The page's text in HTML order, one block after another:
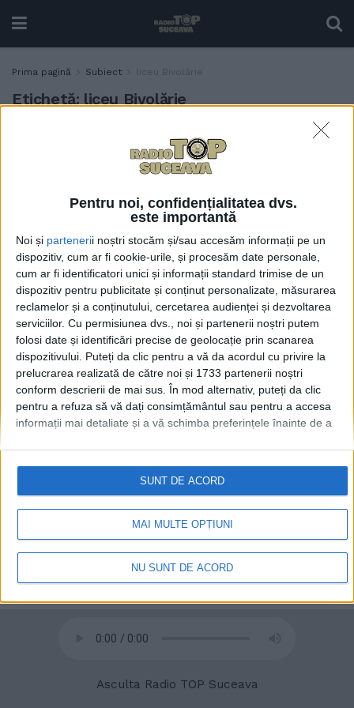
Pentru noi, confidențialitatea dvs.
este importantă
Noi și partenerii noștri stocăm și/sau accesăm informații pe un
dispozitiv, cum ar fi cookie-urile, și procesăm date personale,
cum ar fi identificatori unici și informații standard trimise de un
dispozitiv pentru publicitate și conținut personalizate, măsurarea
reclamelor și a conținutului, cercetarea audienței și dezvoltarea
serviciilor. Cu permisiunea dvs., noi și partenerii noștri putem
folosi date și identificări precise de geolocație prin scanarea
dispozitivului. Puteți da clic pentru a vă da acordul cu privire la
prelucrarea realizată de către noi și 1733 partenerii noștri
conform descrierii de mai sus. În mod alternativ, puteți da clic
pentru a refuza să vă dați consimțământul sau pentru a accesa
informații mai detaliate și a vă schimba preferințele înainte de a
retrageți consimțământul în orice moment, revenind la acest site
și făcând clic pe butonul "Confidențialitate" din partea de jos a
paginii web.
MAI MULTE OPȚIUNI
NU SUNT DE ACORD
SUNT DE ACORD
Prima pagină Subiect liceu Bivolărie
Etichetă: liceu Bivolărie
Liceul din Bivolărie, gazda
Concursului Național
„Comunicăm prin gest,
elevilor cu deficiențe de auz
17 APRILIE, 2026
© 2020 Radio TOP Suceava 104 FM
Asculta Radio TOP Suceava